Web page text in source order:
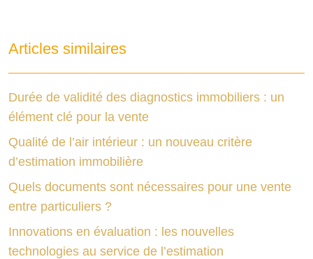
Articles similaires
Durée de validité des diagnostics immobiliers : un
élément clé pour la vente
Qualité de l’air intérieur : un nouveau critère
d’estimation immobilière
Quels documents sont nécessaires pour une vente
entre particuliers ?
Innovations en évaluation : les nouvelles
technologies au service de l’estimation